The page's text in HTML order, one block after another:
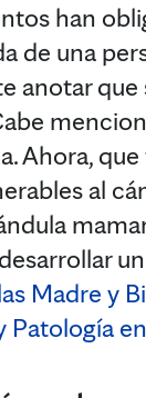
han
de una
anotar
Ahora,
al
Madre y